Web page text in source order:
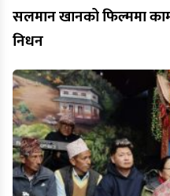
सलमान खानको फिल्ममा काम
निधन